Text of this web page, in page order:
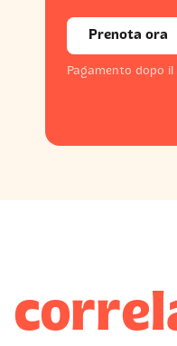
Prenota ora
Pagamento dopo il